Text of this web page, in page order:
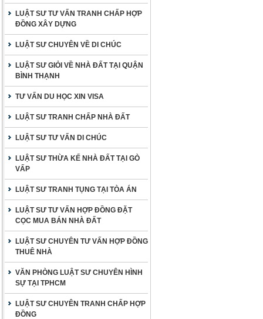
LUẬT SƯ TƯ VẤN TRANH CHẤP HỢP
ĐỒNG XÂY DỰNG
LUẬT SƯ CHUYÊN VỀ DI CHÚC
LUẬT SƯ GIỎI VỀ NHÀ ĐẤT TẠI QUẬN
BÌNH THẠNH
TƯ VẤN DU HỌC XIN VISA
LUẬT SƯ TRANH CHẤP NHÀ ĐẤT
LUẬT SƯ TƯ VẤN DI CHÚC
LUẬT SƯ THỪA KẾ NHÀ ĐẤT TẠI GÒ
VẤP
LUẬT SƯ TRANH TỤNG TẠI TÒA ÁN
LUẬT SƯ TƯ VẤN HỢP ĐỒNG ĐẶT
CỌC MUA BÁN NHÀ ĐẤT
LUẬT SƯ CHUYÊN TƯ VẤN HỢP ĐỒNG
THUÊ NHÀ
VĂN PHÒNG LUẬT SƯ CHUYÊN HÌNH
SỰ TẠI TPHCM
LUẬT SƯ CHUYÊN TRANH CHẤP HỢP
ĐỒNG